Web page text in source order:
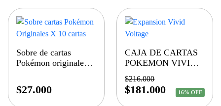
Sobre de cartas
Pokémon originales
$27.000
CAJA DE CARTAS
POKEMON VIVID
VOLTAGE POR 36
SOBRES
$216.000
$181.000 16% OFF